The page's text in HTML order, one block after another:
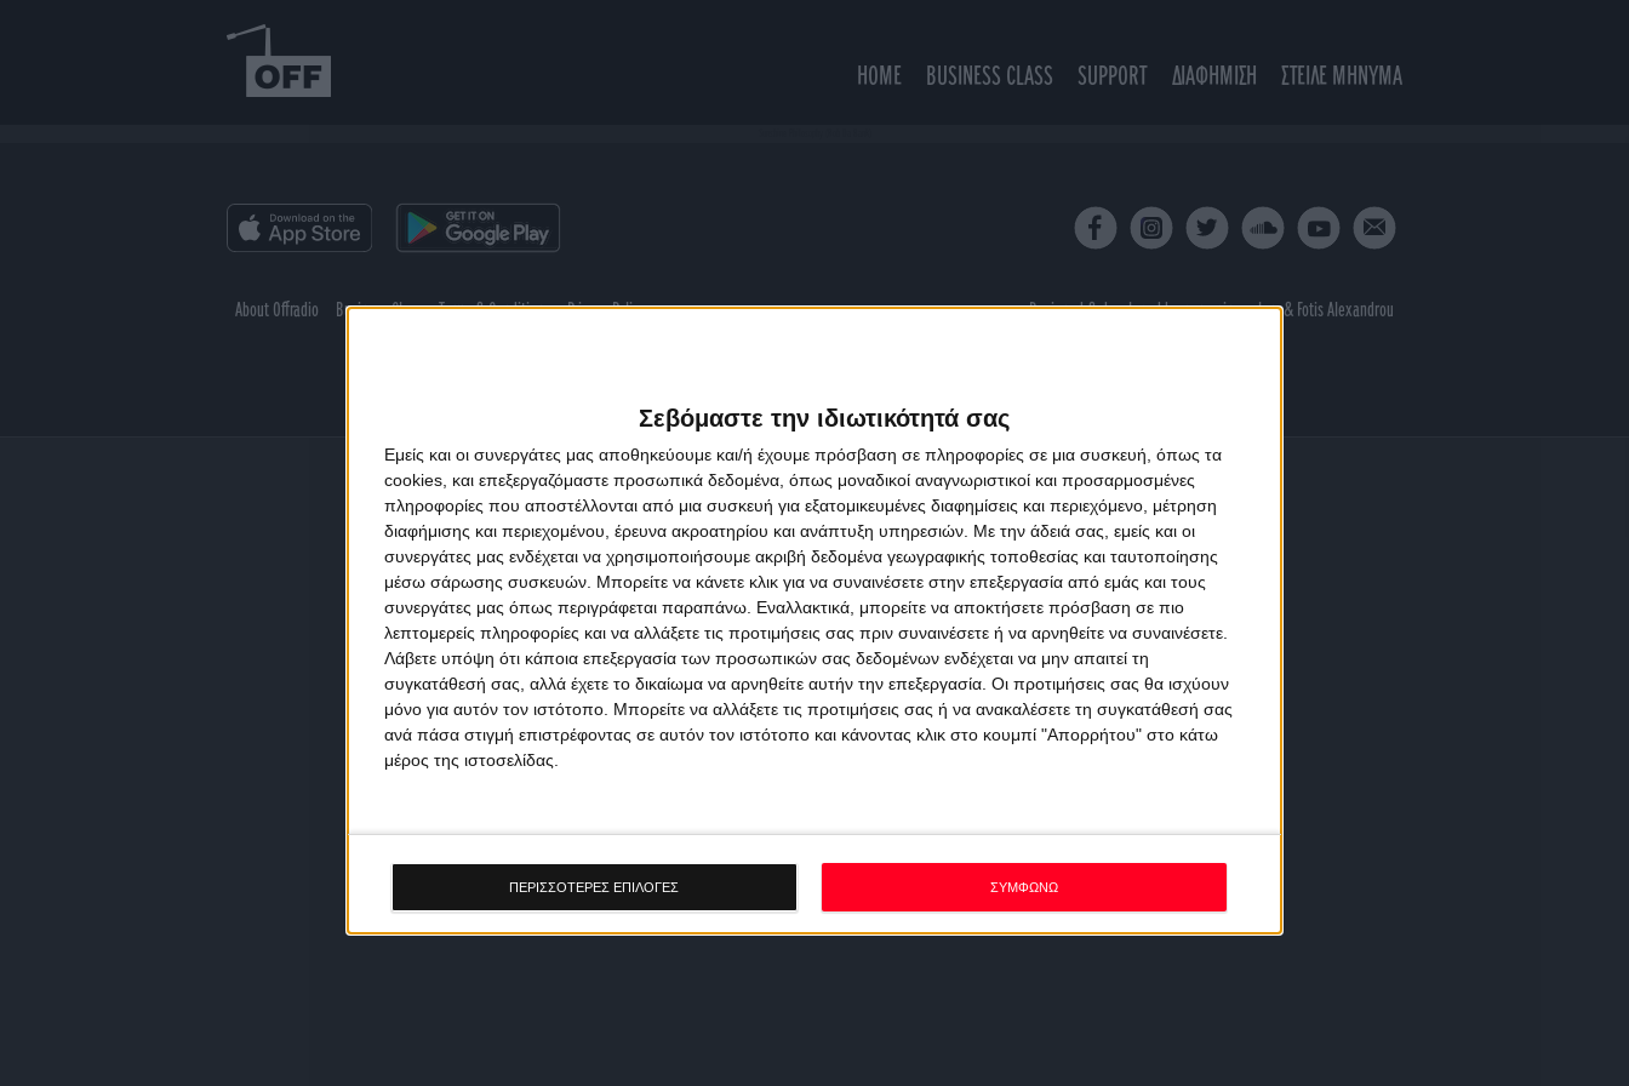
Σεβόμαστε την ιδιωτικότητά σας
Εμείς και οι συνεργάτες μας αποθηκεύουμε και/ή έχουμε πρόσβαση σε πληροφορίες σε μια συσκευή, όπως τα
cookies, και επεξεργαζόμαστε προσωπικά δεδομένα, όπως μοναδικοί αναγνωριστικοί και προσαρμοσμένες
πληροφορίες που αποστέλλονται από μια συσκευή για εξατομικευμένες διαφημίσεις και περιεχόμενο, μέτρηση
διαφήμισης και περιεχομένου, έρευνα ακροατηρίου και ανάπτυξη υπηρεσιών. Με την άδειά σας, εμείς και οι
συνεργάτες μας ενδέχεται να χρησιμοποιήσουμε ακριβή δεδομένα γεωγραφικής τοποθεσίας και ταυτοποίησης
μέσω σάρωσης συσκευών. Μπορείτε να κάνετε κλικ για να συναινέσετε στην επεξεργασία από εμάς και τους
συνεργάτες μας όπως περιγράφεται παραπάνω. Εναλλακτικά, μπορείτε να αποκτήσετε πρόσβαση σε πιο
λεπτομερείς πληροφορίες και να αλλάξετε τις προτιμήσεις σας πριν συναινέσετε ή να αρνηθείτε να συναινέσετε.
Λάβετε υπόψη ότι κάποια επεξεργασία των προσωπικών σας δεδομένων ενδέχεται να μην απαιτεί τη
συγκατάθεσή σας, αλλά έχετε το δικαίωμα να αρνηθείτε αυτήν την επεξεργασία. Οι προτιμήσεις σας θα ισχύουν
μόνο για αυτόν τον ιστότοπο. Μπορείτε να αλλάξετε τις προτιμήσεις σας ή να ανακαλέσετε τη συγκατάθεσή σας
ανά πάσα στιγμή επιστρέφοντας σε αυτόν τον ιστότοπο και κάνοντας κλικ στο κουμπί "Απορρήτου" στο κάτω
μέρος της ιστοσελίδας.
ΠΕΡΙΣΣΟΤΕΡΕΣ ΕΠΙΛΟΓΕΣ ΣΥΜΦΩΝΩ
HOME BUSINESS CLASS SUPPORT ΔΙΑΦΗΜΙΣΗ ΣΤΕΙΛΕ ΜΗΝΥΜΑ
About Offradio Business Class Terms & Conditions Privacy Policy Designed & developed byporcupine colors& Fotis Alexandrou